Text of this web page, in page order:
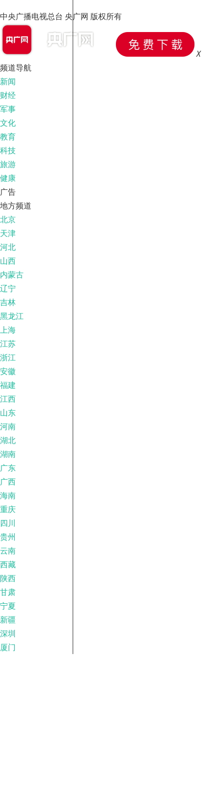
中央广播电视总台 央广网 版权所有
X
频道导航
新闻
财经
军事
文化
教育
科技
旅游
健康
广告
地方频道
北京
天津
河北
山西
内蒙古
辽宁
吉林
黑龙江
上海
江苏
浙江
安徽
福建
江西
山东
河南
湖北
湖南
广东
广西
海南
重庆
四川
贵州
云南
西藏
陕西
甘肃
宁夏
新疆
深圳
厦门